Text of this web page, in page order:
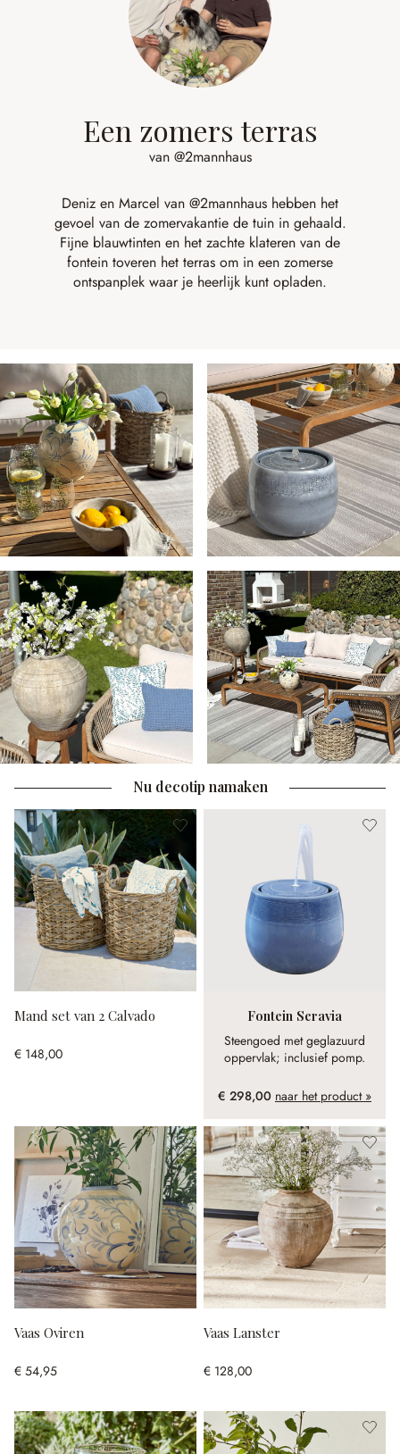
Een zomers terras
van @2mannhaus
Deniz en Marcel van @2mannhaus hebben het
gevoel van de zomervakantie de tuin in gehaald.
Fijne blauwtinten en het zachte klateren van de
fontein toveren het terras om in een zomerse
ontspanplek waar je heerlijk kunt opladen.
Nu decotip namaken
Mand set van 2 Calvado
€ 148,00
Fontein Seravia
Steengoed met geglazuurd
oppervlak; inclusief pomp.
€ 298,00 naar het product »
Vaas Oviren
€ 54,95
Vaas Lanster
€ 128,00